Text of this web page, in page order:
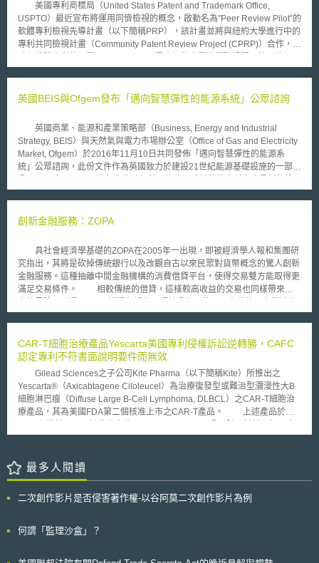
美國專利商標局（United States Patent and Trademark Office,
USPTO）最近宣布將運用同儕檢視的概念，啟動名為”Peer Review Pilot”的
軟體專利檢視先導計畫（以下簡稱PRP），該計畫並將與紐約大學進行中的
專利共同檢視計畫（Community Patent Review Project (CPRP)）合作，以
站，該網站允許技術專家進一步予以檢視並提供相關資訊的機會，希望專利
間；而UPSTO的PRP也有類似的運作概念，PRP計畫在USPTO開始進行官
權利主張，提出技術之參考註解（annotated technical references）的機
會。 USPTO指出，專利審查官員唯有在資訊充分的前提下，才能做出
正確的決定，考量專利審查官員必須在有限的時間內找出正確的訊息以對個
別案件做出決定，而軟體相關技術的來源碼又不容易取得，也沒有完整的紀
錄可供查詢，因此USPTO大膽採用同儕檢視的方法，期能藉此改善軟體專
英國BEIS與Ofgem發布「邁向智慧彈性的能源系統」公眾諮詢
英國商業、能源和產業策略部（Business, Energy and Industrial
Strategy, BEIS）與天然氣與電力市場辦公室（Office of Gas and Electricity
Market, Ofgem）於2016年11月10日共同發佈「邁向智慧彈性的能源系
統」公眾諮詢，此份文件作為英國致力於建設21世紀能源基礎設施的一部
戰，並利用創新技術提供工作機會以及更好的服務。智慧彈性的能源系統將
個能源系統的使用效率。 本文件指出，消費者是智慧彈性能源系統發
任何電力及電能。英國政府的基本概念係基於使市場能夠實現價格、質量的
競爭，也希望創新的彈性解決方案能夠與更多傳統解決方案相互競爭。
智慧彈性的能源系統能帶給英國的好處包括以下：高效率的發電與調
度、降低能源費用、增加消費者選擇、緩解氣候變遷對能源系統的損害、增
加需量反應及儲能的應用、促進新興服務的提供、確保能源供應安全、移轉
術及知識服務、搭配天然氣補充間歇性能源之不足、避免關鍵能源基礎設施
式等等。 對本文件的積極回應以及更廣泛的參與將有助於形成2017年
春季公布的政策方案，未來該方案將闡明英國政府計劃採取的具體行動，以
消除市場障礙、改善價格信號、促進創新、形塑能源系統中各方角色和責
任，將英國未來導向更智慧、更靈活的能源系統，以滿足消費者和企業對於
現在及未來的能源需求。
創新金融服務：ZOPA
具社會經濟學基礎的ZOPA在2005年一出現，即被經濟學人報和集團研
究指出，其將是砍掉傳統銀行以及改觀自古以來民眾對貨幣概念的驚人創新
金融服務。這種抽離中間金融機構的消費借貸平台，使得交易雙方能取得更
滿足交易條件。 相較傳統的借貸，這樣較高收益的交易也同樣帶來較
人等方式，期使風險降到最低。不過，出借人也要特別注意相關法律議題。
從事商業交易行為中出借金錢之人，且非偶而為之者，應取得公平貿易部
（Office of Fair Trading/ OFT）核發之消費者信用貸款執照（Consumer
Credit License），否則為觸犯刑法，會被處以刑罰或罰鍰。目前，在ZOPA
可借入之金額已超過15,000英鎊，未來勢必繼續發展，且不排除跨入現有銀
行業務範圍。
CAR-T細胞治療產品Yescarta美國專利侵權訴訟逆轉勝，CAFC
認定專利不符書面說明要件而無效
Gilead Sciences之子公司Kite Pharma（以下簡稱Kite）所推出之
Yescarta®（Axicabtagene Ciloleucel）為治療復發型或難治型瀰漫性大B
細胞淋巴瘤（Diffuse Large B-Cell Lymphoma, DLBCL）之CAR-T細胞治
療產品，其為美國FDA第二個核准上市之CAR-T產品。 上述產品於
區聯邦地院起訴Kite，主張Yescarta侵害Juno therapeutics之美國
chimeric T cell receptors）」（以下簡稱190專利），2019年陪審團認定
Kite成立專利侵權，裁定損害賠償額為7.78億美元；於2020年法院進一步認
超過11億美元。 本案上訴後，美國聯邦巡迴上訴法院（US Court of
原審判決，認定190專利不符書面說明（Written Description）要件而無
最多人閱讀
二次創作影片是否侵害著作權-以谷阿莫二次創作影片為例
何謂「監理沙盒」？